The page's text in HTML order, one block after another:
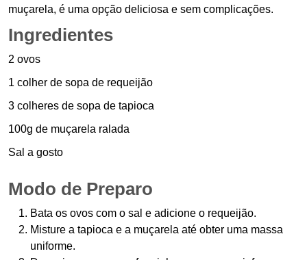
muçarela, é uma opção deliciosa e sem complicações.
Ingredientes
2 ovos
1 colher de sopa de requeijão
3 colheres de sopa de tapioca
100g de muçarela ralada
Sal a gosto
Modo de Preparo
Bata os ovos com o sal e adicione o requeijão.
Misture a tapioca e a muçarela até obter uma massa
uniforme.